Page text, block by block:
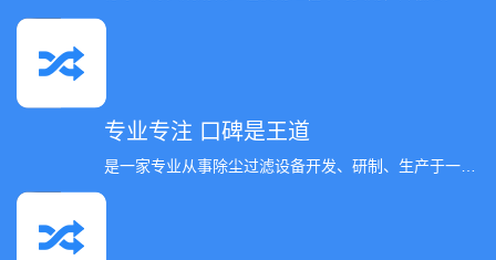
专业专注 口碑是王道